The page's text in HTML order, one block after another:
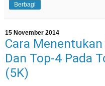
Berbagi
15 November 2014
Cara
Dan Top-4 Pada
(5K)